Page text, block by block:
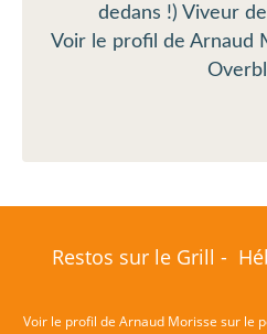
dedans !) Viveur
Voir le profil de Arnaud
Restos sur le Grill -
Voir le profil de Arnaud Morisse sur le